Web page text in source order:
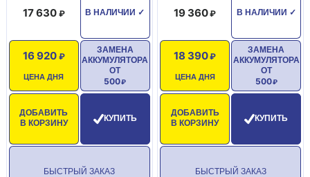
В НАЛИЧИИ ✓
17 630
ЦЕНА ДНЯ
16 920
ДОБАВИТЬ
В КОРЗИНУ
ЗАМЕНА
АККУМУЛЯТОРА
ОТ
500
КУПИТЬ
БЫСТРЫЙ ЗАКАЗ
В НАЛИЧИИ ✓
19 360
ЦЕНА ДНЯ
18 390
ДОБАВИТЬ
В КОРЗИНУ
ЗАМЕНА
АККУМУЛЯТОРА
ОТ
500
КУПИТЬ
БЫСТРЫЙ ЗАКАЗ